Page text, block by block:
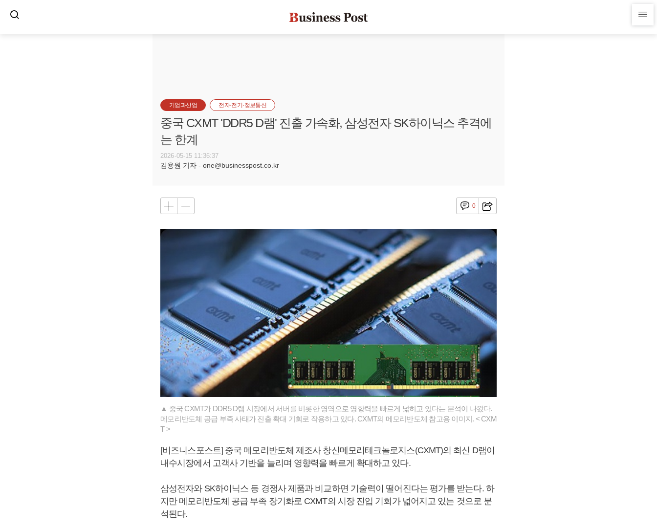
기업과산업 전자·전기·정보통신
중국 CXMT 'DDR5 D램' 진출 가속화, 삼성전자 SK하이닉스 추격에
는 한계
2026-05-15 11:36:37
김용원 기자 - one@businesspost.co.kr
0
▲ 중국 CXMT가 DDR5 D램 시장에서 서버를 비롯한 영역으로 영향력을 빠르게 넓히고 있다는 분석이 나왔다.
메모리반도체 공급 부족 사태가 진출 확대 기회로 작용하고 있다. CXMT의 메모리반도체 참고용 이미지. < CXM
T >
[비즈니스포스트] 중국 메모리반도체 제조사 창신메모리테크놀로지스(CXMT)의 최신 D램이
내수시장에서 고객사 기반을 늘리며 영향력을 빠르게 확대하고 있다.
삼성전자와 SK하이닉스 등 경쟁사 제품과 비교하면 기술력이 떨어진다는 평가를 받는다. 하
지만 메모리반도체 공급 부족 장기화로 CXMT의 시장 진입 기회가 넓어지고 있는 것으로 분
석된다.